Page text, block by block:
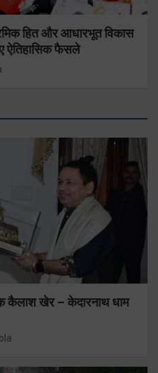
हित और आधारभूत विकास
ऐतिहासिक फैसले
कैलाश खेर – केदारनाथ धाम